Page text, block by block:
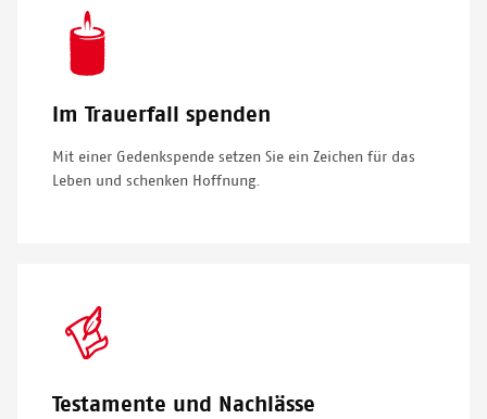
Icon
Im Trauerfall spenden
Mit einer Gedenkspende setzen Sie ein Zeichen für das
Leben und schenken Hoffnung.
Icon
Testamente und Nachlässe